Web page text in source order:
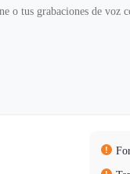
o tus grabaciones de